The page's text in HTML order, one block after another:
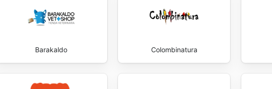
Barakaldo Colombinatura